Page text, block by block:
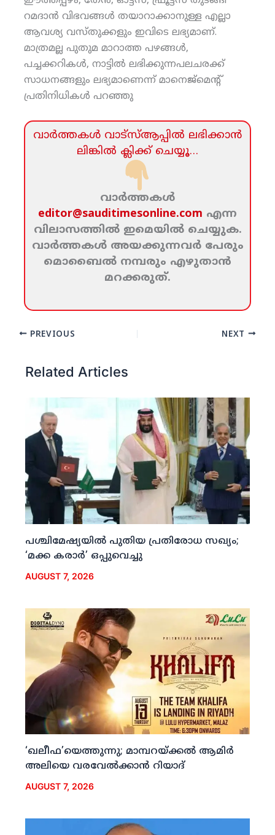
റമദാന്‍ വിഭവങ്ങള്‍ തയാറാക്കാനുള്ള എല്ലാ
ആവശ്യ വസ്തുക്കളും ഇവിടെ ലഭ്യമാണ്.
മാത്രമല്ല പുതുമ മാറാത്ത പഴങ്ങള്‍,
പച്ചക്കറികള്‍, നാട്ടില്‍ ലഭിക്കുന്നപലചരക്ക്
സാധനങ്ങളും ലഭ്യമാണെന്ന് മാനെജ്‌മെന്റ്
പ്രതിനിധികള്‍ പറഞ്ഞു
വാര്‍ത്തകള്‍ വാട്‌സ്‌ആപ്പില്‍ ലഭിക്കാന്‍
ലിങ്കില്‍ ക്ലിക്ക്‌ ചെയ്യൂ…
വാര്‍ത്തകള്‍
editor@sauditimesonline.com എന്ന
വിലാസത്തില്‍ ഇമെയില്‍ ചെയ്യുക.
വാര്‍ത്തകള്‍ അയക്കുന്നവര്‍ പേരും
മൊബൈല്‍ നമ്പരും എഴുതാന്‍
മറക്കരുത്‌.
PREVIOUS NEXT
Related Articles
പശ്ചിമേഷ്യയില്‍ പുതിയ പ്രതിരോധ സഖ്യം;
‘മക്ക കരാര്‍’ ഒപ്പുവെച്ചു
AUGUST 7, 2026
‘ഖലീഫ’യെത്തുന്നു; മാമ്പറയ്ക്കല്‍ ആമിര്‍
അലിയെ വരവേല്‍ക്കാന്‍ റിയാദ്
AUGUST 7, 2026